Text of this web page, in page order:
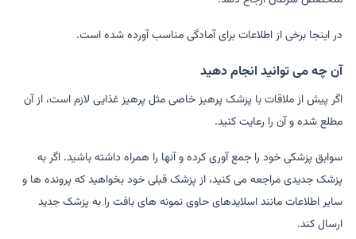
در اینجا برخی از اطلاعات برای آمادگی مناسب آورده شده است.
آن چه می توانید انجام دهید
اگر پیش از ملاقات با پزشک پرهیز خاصی مثل پرهیز غذایی لازم است، از آن
مطلع شده و آن را رعایت کنید.
سوابق پزشکی خود را جمع آوری کرده و آنها را همراه داشته باشید. اگر به
پزشک جدیدی مراجعه می کنید، از پزشک قبلی خود بخواهید که پرونده ها و
سایر اطلاعات مانند اسلایدهای حاوی نمونه های بافت را به پزشک جدید
ارسال کند.